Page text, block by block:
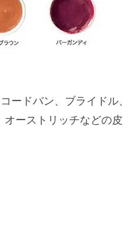
ードバン、ブライドル、
オーストリッチなどの皮